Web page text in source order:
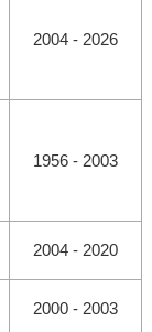
2004 - 2026
1956 - 2003
2004 - 2020
2000 - 2003